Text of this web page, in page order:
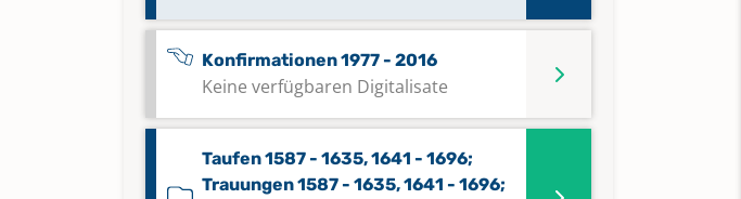
Konfirmationen 1977 - 2016
Keine verfügbaren Digitalisate
Taufen 1587 - 1635, 1641 - 1696;
Trauungen 1587 - 1635, 1641 - 1696;